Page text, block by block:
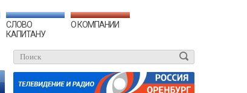
СЛОВО
КАПИТАНУ
О КОМПАНИИ